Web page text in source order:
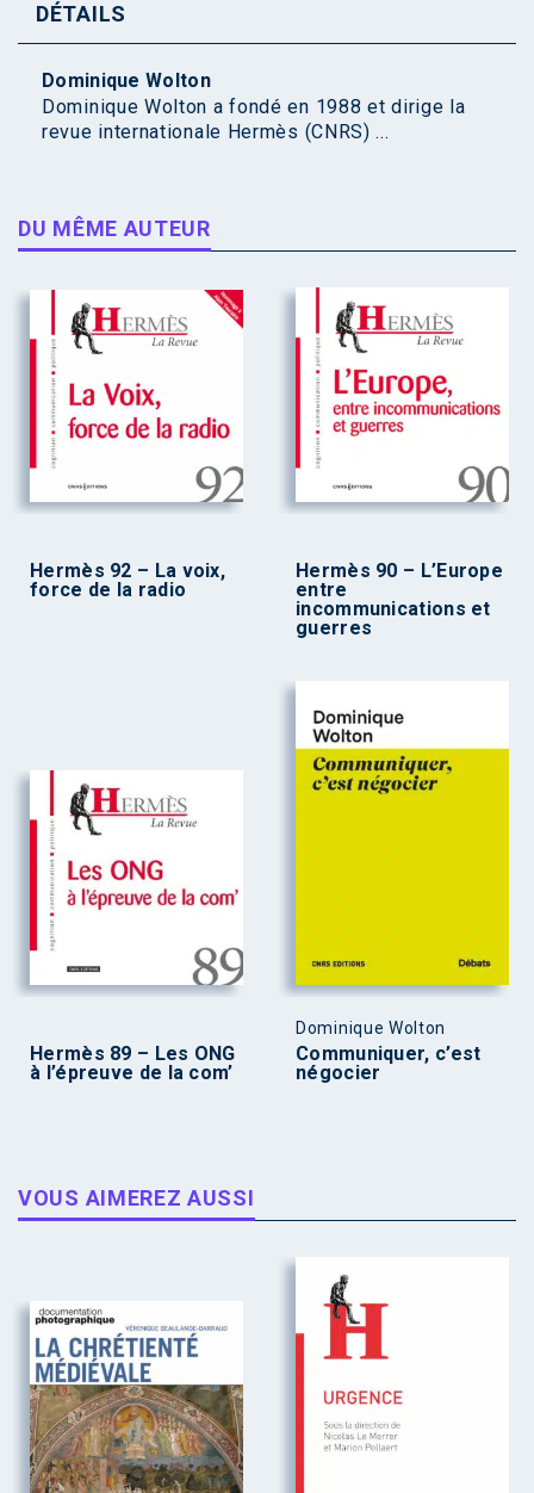
DÉTAILS
Dominique Wolton
Dominique Wolton a fondé en 1988 et dirige la
revue internationale Hermès (CNRS) ...
DU MÊME AUTEUR
Hermès 92 – La voix,
force de la radio
Hermès 90 – L’Europe
entre
incommunications et
guerres
Hermès 89 – Les ONG
à l’épreuve de la com’
Dominique Wolton
Communiquer, c’est
négocier
VOUS AIMEREZ AUSSI